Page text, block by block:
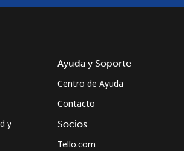
y
Ayuda y Soporte
Centro de Ayuda
Contacto
Socios
Tello.com